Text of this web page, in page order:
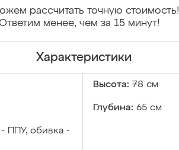
рассчитать точную стоимость!
менее, чем за 15 минут!
Характеристики
Высота: 78 см
Глубина: 65 см
ППУ, обивка -